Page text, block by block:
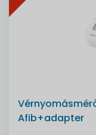
Afib+adapter